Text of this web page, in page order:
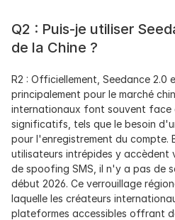
Q2 : Puis-je utiliser
de la Chine ?
R2 : Officiellement, Seedance 2.0
principalement pour le marché
internationaux font souvent face
significatifs, tels que le besoin
pour l'enregistrement du compte.
utilisateurs intrépides y accèdent
de spoofing SMS, il n'y a pas de
début 2026. Ce verrouillage
laquelle les créateurs
plateformes accessibles offrant